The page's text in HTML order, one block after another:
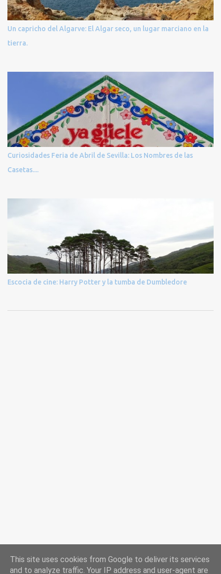
Un capricho del Algarve: El Algar seco, un lugar marciano en la
tierra.
Curiosidades Feria de Abril de Sevilla: Los Nombres de las
Casetas....
Escocia de cine: Harry Potter y la tumba de Dumbledore
This site uses cookies from Google to deliver its services
and to analyze traffic. Your IP address and user-agent are